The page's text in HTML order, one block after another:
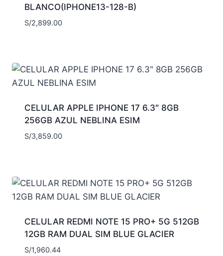
BLANCO(IPHONE13-128-B)
S/2,899.00
CELULAR APPLE IPHONE 17 6.3″ 8GB
256GB AZUL NEBLINA ESIM
S/3,859.00
CELULAR REDMI NOTE 15 PRO+ 5G 512GB
12GB RAM DUAL SIM BLUE GLACIER
S/1,960.44